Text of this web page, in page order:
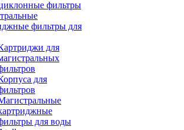
фильтры
фильтры для
для
для
для воды